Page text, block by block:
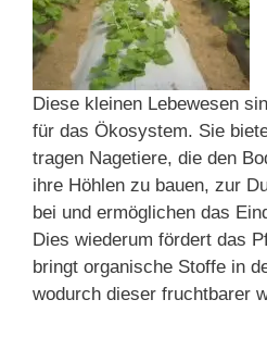
Diese kleinen Lebewesen
für das Ökosystem. Sie
tragen Nagetiere, die den
ihre Höhlen zu bauen, zur
bei und ermöglichen das
Dies wiederum fördert das
bringt organische Stoffe in
wodurch dieser fruchtbarer